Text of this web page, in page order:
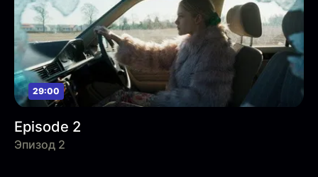
29:00
Episode 2
Эпизод 2